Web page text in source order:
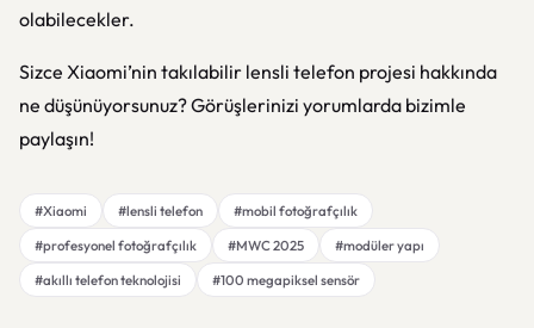
olabilecekler.
Sizce Xiaomi’nin takılabilir lensli telefon projesi hakkında
ne düşünüyorsunuz? Görüşlerinizi yorumlarda bizimle
paylaşın!
#Xiaomi #lensli telefon
#mobil fotoğrafçılık
#profesyonel fotoğrafçılık
#MWC 2025
#modüler yapı
#akıllı telefon teknolojisi
#100 megapiksel sensör